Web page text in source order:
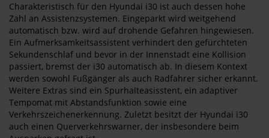
Charakteristisch für den Hyundai i30 ist auch dessen hohe
Zahl an Assistenzsystemen. Eingeparkt wird weitgehend
automatisch bzw. wird auf drohende Gefahren hingewiesen.
Ein Aufmerksamkeitsassistent verhindert den gefürchteten
Sekundenschlaf und bevor in der Innenstadt eine Kollision
passiert, bremst der i30 automatisch ab. In diesem Kontext
werden sowohl Fußgänger als auch Radfahrer sicher erkannt.
Weitere Extras sind ein Spurhalteasisstent, ein adaptiver
Tempomat mit Abstandsfunktion sowie eine
Verkehrszeichenerkennung. Zuletzt besitzt der Hyundai i30
auch einen Querverkehrswarner, der insbesondere beim